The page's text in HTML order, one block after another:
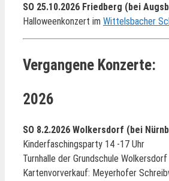
SO 25.10.2026 Friedberg (bei
Halloweenkonzert im Wittelsbacher
Vergangene Konzerte:
2026
SO 8.2.2026 Wolkersdorf (bei
Kinderfaschingsparty 14 -17 Uhr
Turnhalle der Grundschule Wolkersdorf
Kartenvorverkauf: Meyerhofer